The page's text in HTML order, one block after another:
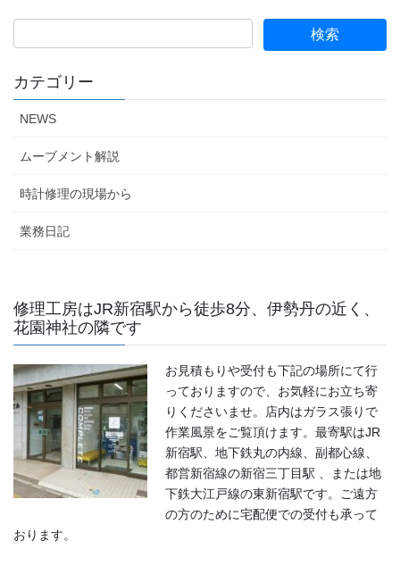
カテゴリー
NEWS
ムーブメント解説
時計修理の現場から
業務日記
修理工房はJR新宿駅から徒歩8分、伊勢丹の近く、
花園神社の隣です
お見積もりや受付も下記の場所にて行
っておりますので、お気軽にお立ち寄
りくださいませ。店内はガラス張りで
作業風景をご覧頂けます。最寄駅はJR
新宿駅、地下鉄丸の内線、副都心線、
都営新宿線の新宿三丁目駅 、または地
下鉄大江戸線の東新宿駅です。ご遠方
の方のために宅配便での受付も承って
おります。